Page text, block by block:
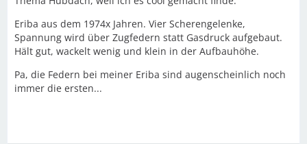
Eriba aus dem 1974x Jahren. Vier Scherengelenke,
Spannung wird über Zugfedern statt Gasdruck aufgebaut.
Hält gut, wackelt wenig und klein in der Aufbauhöhe.
Pa, die Federn bei meiner Eriba sind augenscheinlich noch
immer die ersten...